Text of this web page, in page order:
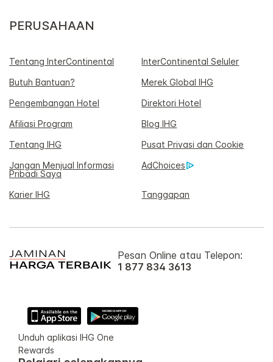
PERUSAHAAN
Tentang InterContinental
InterContinental Seluler
Butuh Bantuan?
Merek Global IHG
Pengembangan Hotel
Direktori Hotel
Afiliasi Program
Blog IHG
Tentang IHG
Pusat Privasi dan Cookie
Jangan Menjual Informasi
Pribadi Saya
AdChoices
Karier IHG Tanggapan
Pesan Online atau Telepon:
1 877 834 3613
Unduh aplikasi IHG One
Rewards